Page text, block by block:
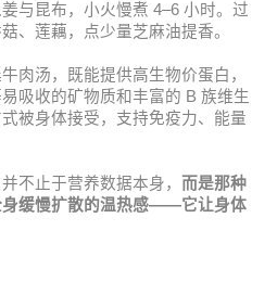
与昆布，小火慢煮 4–6 小时。过
、莲藕，点少量芝麻油提香。
肉汤，既能提供高生物价蛋白，
吸收的矿物质和丰富的 B 族维生
被身体接受，支持免疫力、能量
不止于营养数据本身， 而是那种
缓慢扩散的温热感——它让身体